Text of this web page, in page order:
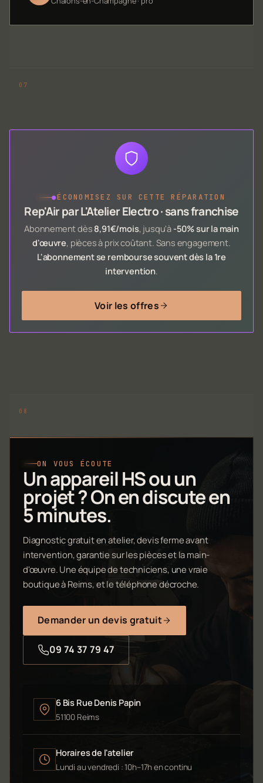
●ÉCONOMISEZ SUR CETTE RÉPARATION
Rep'Air par L'Atelier Electro · sans franchise
Abonnement dès 8,91€/mois, jusqu'à -50% sur la main
d'œuvre, pièces à prix coûtant. Sans engagement.
L'abonnement se rembourse souvent dès la 1re
intervention.
Voir les offres
ON VOUS ÉCOUTE
Un appareil HS ou un
projet ? On en discute en
5 minutes.
Diagnostic gratuit en atelier, devis ferme avant
intervention, garantie sur les pièces et la main-
d'œuvre. Une équipe de techniciens, une vraie
boutique à Reims, et le téléphone décroche.
Demander un devis gratuit
09 74 37 79 47
6 Bis Rue Denis Papin
51100 Reims
Horaires de l'atelier
Lundi au vendredi : 10h–17h en continu